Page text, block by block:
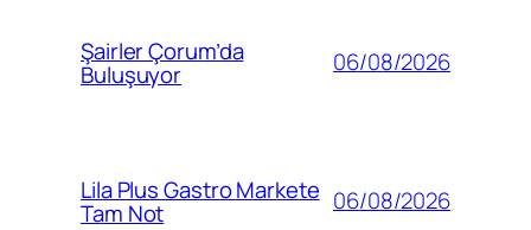
Şairler Çorum’da
Buluşuyor 06/08/2026
Lila Plus Gastro Markete
Tam Not 06/08/2026